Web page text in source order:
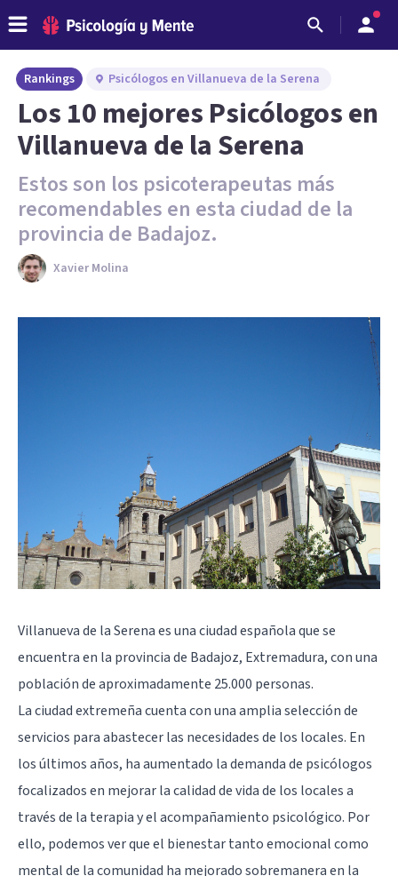
Rankings Psicólogos en Villanueva de la Serena
Los 10 mejores Psicólogos en
Villanueva de la Serena
Estos son los psicoterapeutas más
recomendables en esta ciudad de la
provincia de Badajoz.
Xavier Molina
Villanueva de la Serena es una ciudad española que se
encuentra en la provincia de Badajoz, Extremadura, con una
población de aproximadamente 25.000 personas.
La ciudad extremeña cuenta con una amplia selección de
servicios para abastecer las necesidades de los locales. En
los últimos años, ha aumentado la demanda de psicólogos
focalizados en mejorar la calidad de vida de los locales a
través de la terapia y el acompañamiento psicológico. Por
ello, podemos ver que el bienestar tanto emocional como
mental de la comunidad ha mejorado sobremanera en la